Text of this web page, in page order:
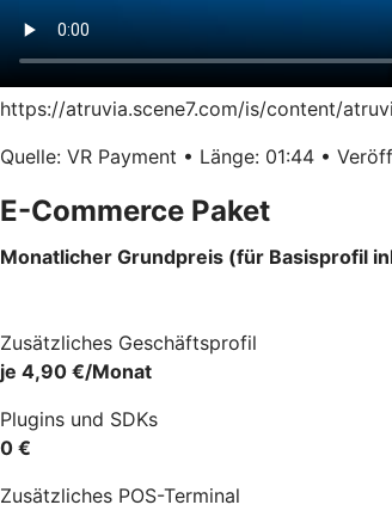
https://atruvia.scene7.com/is/content/
Quelle: VR Payment • Länge: 01:44 •
E-Commerce Paket
Monatlicher Grundpreis (für Basisprofil
Zusätzliches Geschäftsprofil
je 4,90 €/Monat
Plugins und SDKs
0 €
Zusätzliches POS-Terminal